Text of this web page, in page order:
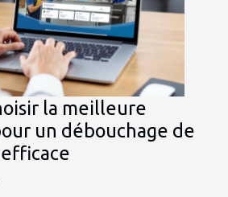
la meilleure
un débouchage de